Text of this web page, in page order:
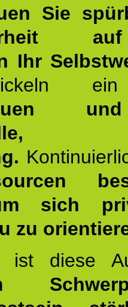
Sie
Ihr
ein
sich
zu
ist diese